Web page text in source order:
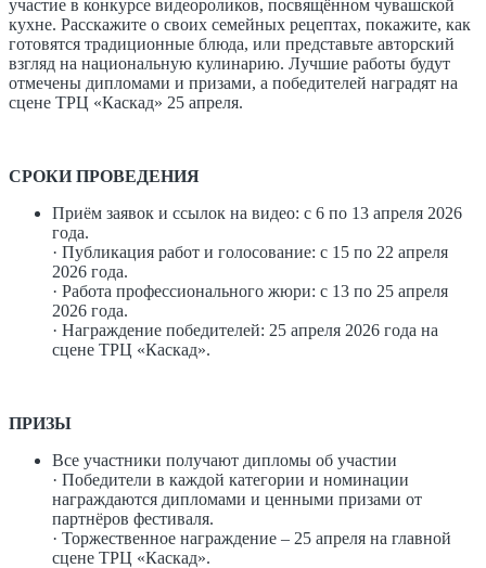
участие в конкурсе видеороликов, посвящённом чувашской
кухне. Расскажите о своих семейных рецептах, покажите, как
готовятся традиционные блюда, или представьте авторский
взгляд на национальную кулинарию. Лучшие работы будут
отмечены дипломами и призами, а победителей наградят на
сцене ТРЦ «Каскад» 25 апреля.
СРОКИ ПРОВЕДЕНИЯ
Приём заявок и ссылок на видео: с 6 по 13 апреля 2026
года.
· Публикация работ и голосование: с 15 по 22 апреля
2026 года.
· Работа профессионального жюри: с 13 по 25 апреля
2026 года.
· Награждение победителей: 25 апреля 2026 года на
сцене ТРЦ «Каскад».
ПРИЗЫ
Все участники получают дипломы об участии
· Победители в каждой категории и номинации
награждаются дипломами и ценными призами от
партнёров фестиваля.
· Торжественное награждение – 25 апреля на главной
сцене ТРЦ «Каскад».